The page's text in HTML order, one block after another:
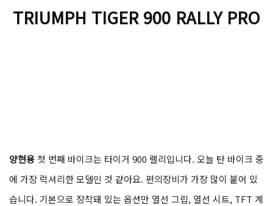
TRIUMPH TIGER 900 RALLY PRO
양현용첫 번째 바이크는 타이거 900 랠리입니다. 오늘 탄 바이크 중
에 가장 럭셔리한 모델인 것 같아요. 편의장비가 가장 많이 붙어 있
습니다. 기본으로 장착돼 있는 옵션만 열선 그립, 열선 시트, TFT 계